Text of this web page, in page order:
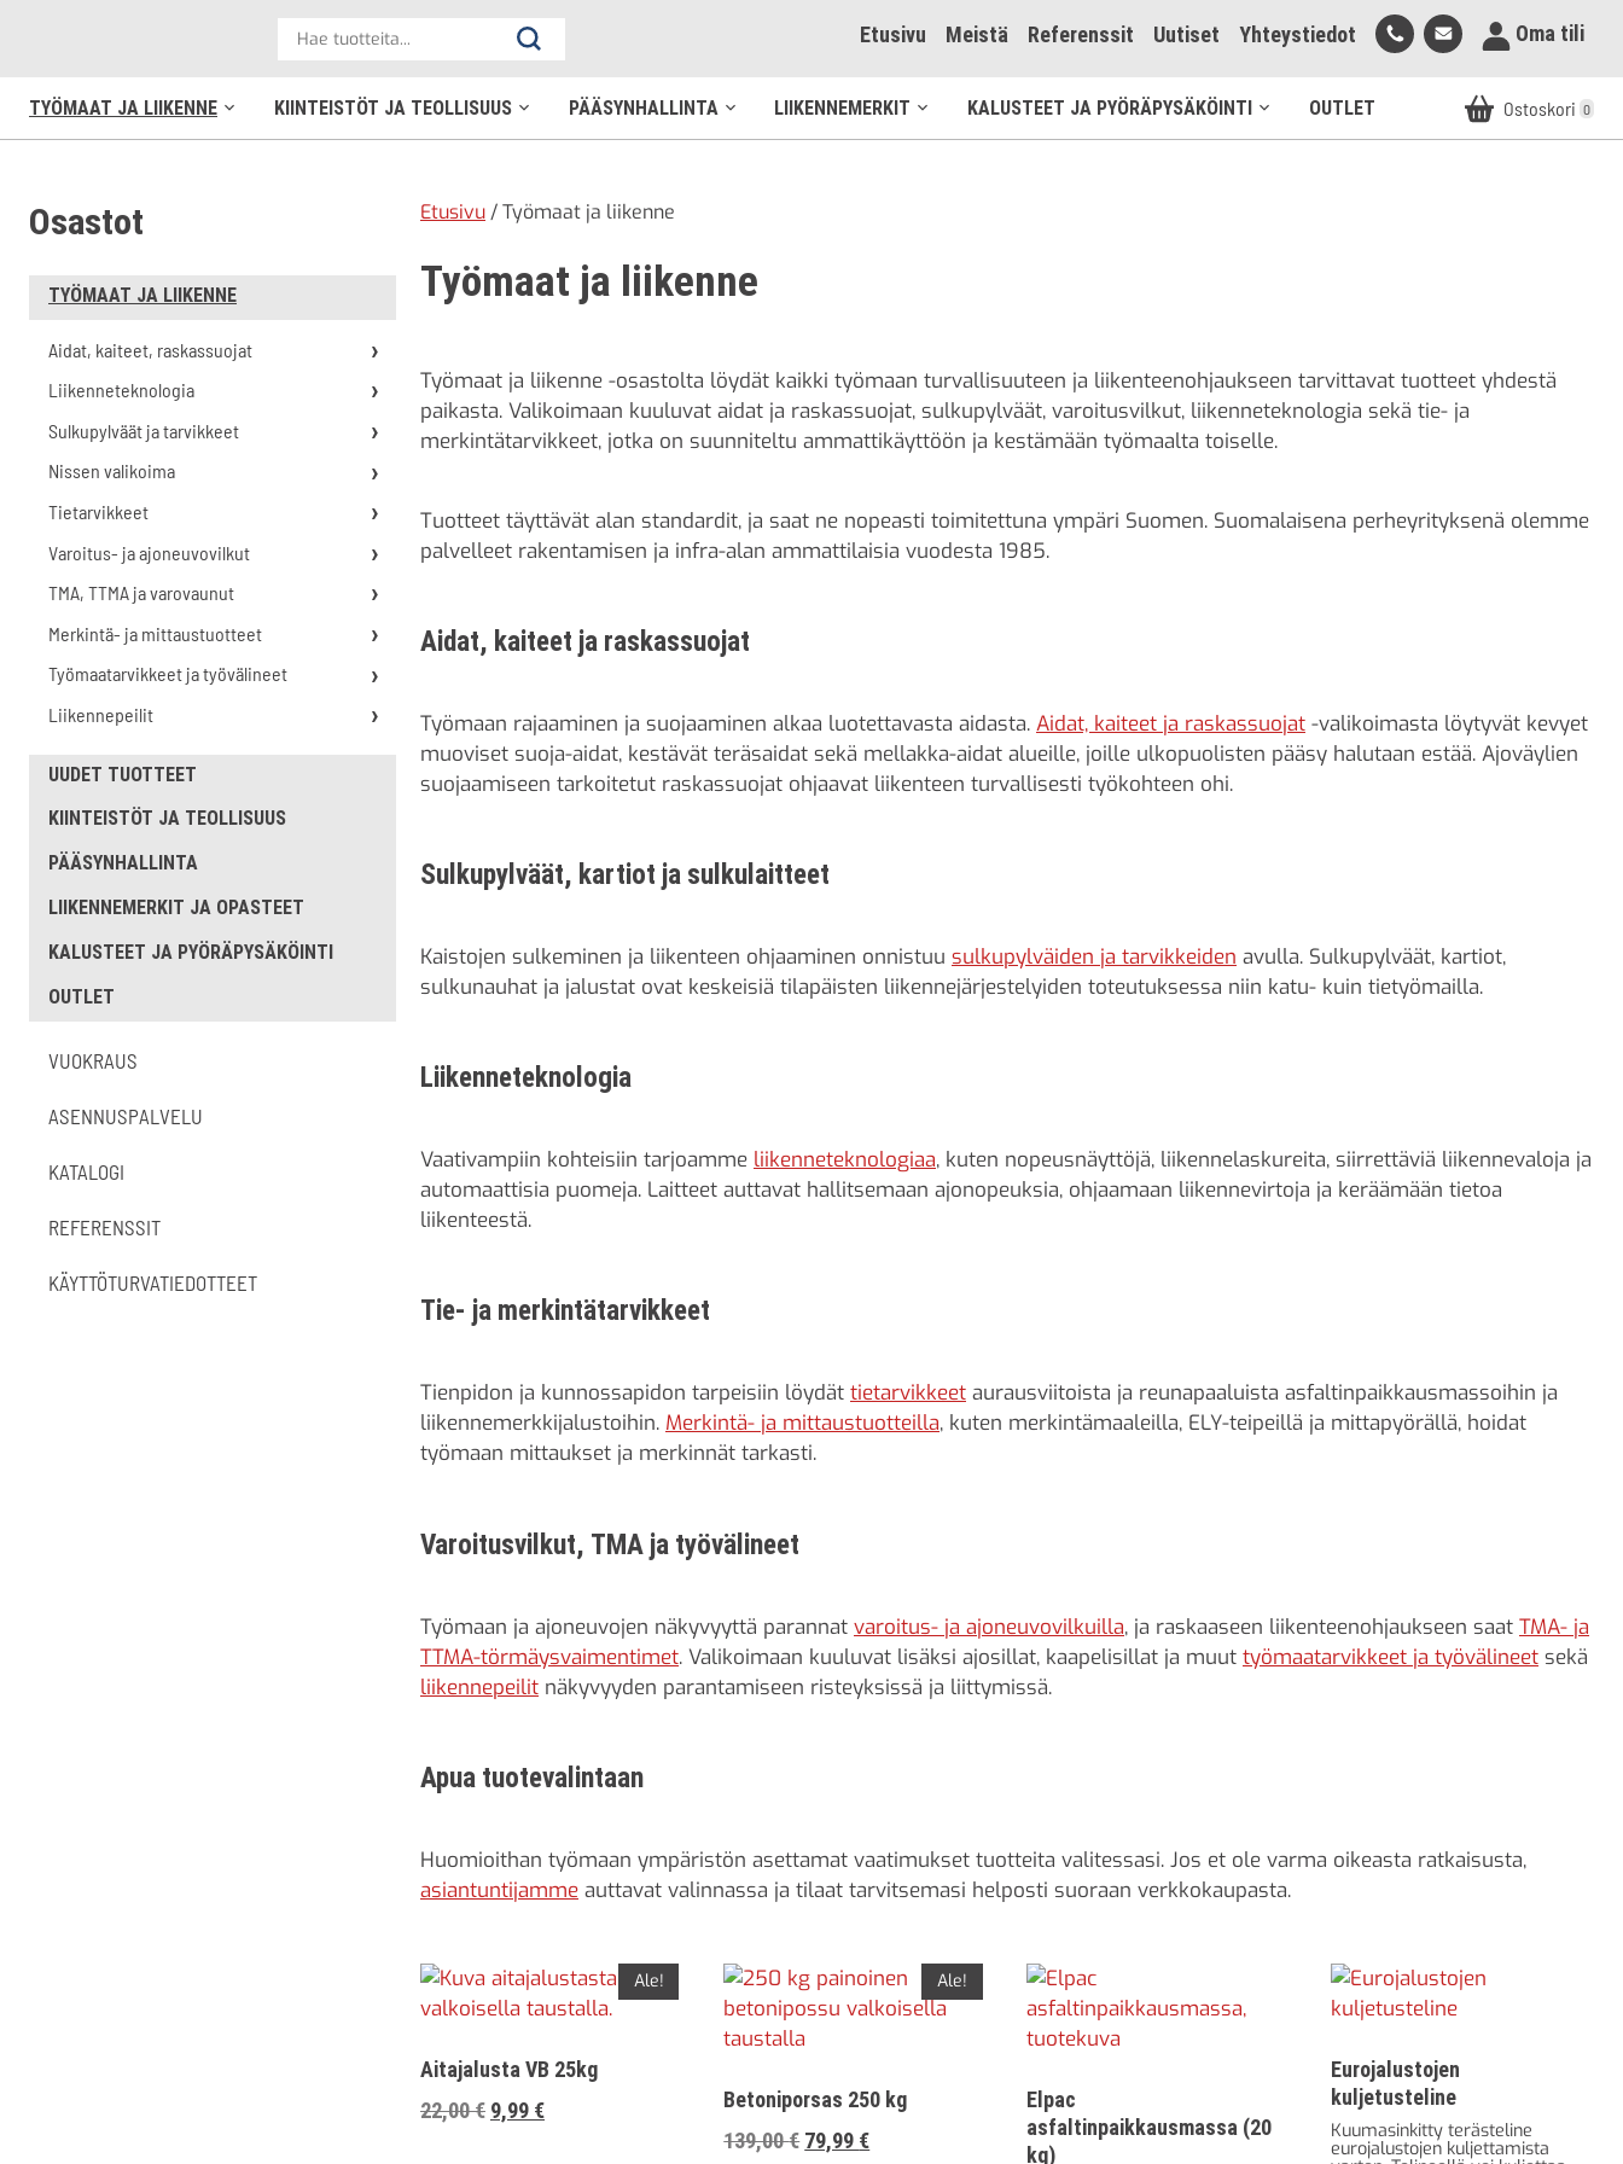
Hae
Hae
Etusivu Meistä Referenssit Uutiset Yhteystiedot
SoitaLähetä
meille
Oma tili
TYÖMAAT JA LIIKENNE
KIINTEISTÖT JA TEOLLISUUS
PÄÄSYNHALLINTA
LIIKENNEMERKIT
KALUSTEET JA PYÖRÄPYSÄKÖINTI
OUTLET Ostoskori 0
Osastot
TYÖMAAT JA LIIKENNE
Aidat, kaiteet, raskassuojat
Liikenneteknologia
Sulkupylväät ja tarvikkeet
Nissen valikoima
Tietarvikkeet
Varoitus- ja ajoneuvovilkut
TMA, TTMA ja varovaunut
Merkintä- ja mittaustuotteet
Työmaatarvikkeet ja työvälineet
Liikennepeilit
UUDET TUOTTEET
KIINTEISTÖT JA TEOLLISUUS
PÄÄSYNHALLINTA
LIIKENNEMERKIT JA OPASTEET
KALUSTEET JA PYÖRÄPYSÄKÖINTI
OUTLET
VUOKRAUS
ASENNUSPALVELU
KATALOGI
REFERENSSIT
KÄYTTÖTURVATIEDOTTEET
Etusivu / Työmaat ja liikenne
Työmaat ja liikenne
Työmaat ja liikenne -osastolta löydät kaikki työmaan turvallisuuteen ja liikenteenohjaukseen tarvittavat tuotteet yhdestä
paikasta. Valikoimaan kuuluvat aidat ja raskassuojat, sulkupylväät, varoitusvilkut, liikenneteknologia sekä tie- ja
merkintätarvikkeet, jotka on suunniteltu ammattikäyttöön ja kestämään työmaalta toiselle.
Tuotteet täyttävät alan standardit, ja saat ne nopeasti toimitettuna ympäri Suomen. Suomalaisena perheyrityksenä olemme
palvelleet rakentamisen ja infra-alan ammattilaisia vuodesta 1985.
Aidat, kaiteet ja raskassuojat
Työmaan rajaaminen ja suojaaminen alkaa luotettavasta aidasta. Aidat, kaiteet ja raskassuojat -valikoimasta löytyvät kevyet
muoviset suoja-aidat, kestävät teräsaidat sekä mellakka-aidat alueille, joille ulkopuolisten pääsy halutaan estää. Ajoväylien
suojaamiseen tarkoitetut raskassuojat ohjaavat liikenteen turvallisesti työkohteen ohi.
Sulkupylväät, kartiot ja sulkulaitteet
Kaistojen sulkeminen ja liikenteen ohjaaminen onnistuu sulkupylväiden ja tarvikkeiden avulla. Sulkupylväät, kartiot,
sulkunauhat ja jalustat ovat keskeisiä tilapäisten liikennejärjestelyiden toteutuksessa niin katu- kuin tietyömailla.
Liikenneteknologia
Vaativampiin kohteisiin tarjoamme liikenneteknologiaa, kuten nopeusnäyttöjä, liikennelaskureita, siirrettäviä liikennevaloja ja
automaattisia puomeja. Laitteet auttavat hallitsemaan ajonopeuksia, ohjaamaan liikennevirtoja ja keräämään tietoa
liikenteestä.
Tie- ja merkintätarvikkeet
Tienpidon ja kunnossapidon tarpeisiin löydät tietarvikkeet aurausviitoista ja reunapaaluista asfaltinpaikkausmassoihin ja
liikennemerkkijalustoihin. Merkintä- ja mittaustuotteilla, kuten merkintämaaleilla, ELY-teipeillä ja mittapyörällä, hoidat
työmaan mittaukset ja merkinnät tarkasti.
Varoitusvilkut, TMA ja työvälineet
Työmaan ja ajoneuvojen näkyvyyttä parannat varoitus- ja ajoneuvovilkuilla, ja raskaaseen liikenteenohjaukseen saat TMA- ja
TTMA-törmäysvaimentimet. Valikoimaan kuuluvat lisäksi ajosillat, kaapelisillat ja muut työmaatarvikkeet ja työvälineet sekä
liikennepeilit näkyvyyden parantamiseen risteyksissä ja liittymissä.
Apua tuotevalintaan
Huomioithan työmaan ympäristön asettamat vaatimukset tuotteita valitessasi. Jos et ole varma oikeasta ratkaisusta,
asiantuntijamme auttavat valinnassa ja tilaat tarvitsemasi helposti suoraan verkkokaupasta.
Ale!
Aitajalusta VB 25kg
22,00€ Alkuperäinen
9,99 €Nykyinen
Ale!
Betoniporsas 250 kg
139,00€ Alkuperäinen
79,99 €Nykyinen
Elpac
asfaltinpaikkausmassa (20
kg)
Eurojalustojen
kuljetusteline
Kuumasinkitty terästeline
eurojalustojen kuljettamista